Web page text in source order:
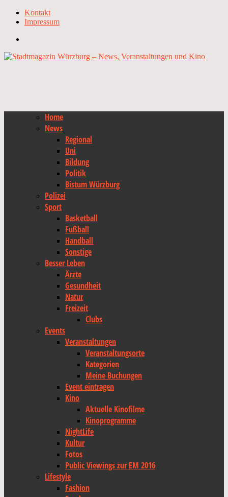
Kontakt
Impressum
Home
News
Regional
Uni
Bildung
Politik
Bistum Würzburg
Polizei
Sport
Basketball
Fußball
Handball
Sonstige
Besser Leben
Ärzte
Gesundheit
Natur
Freizeit
Clubs
Events
Veranstaltungen
Veranstaltungsorte
Kategorien
Meine Buchungen
Event eintragen
Kino
Aktuelle Kinofilme
Kinoprogramme
NightLife
Kultur
Fotos
Public Viewings zur EM 2016
Lifestyle
Fashion